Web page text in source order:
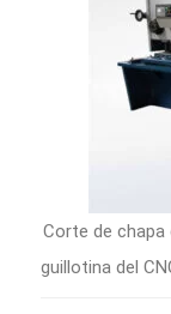
Corte de chapa
guillotina del